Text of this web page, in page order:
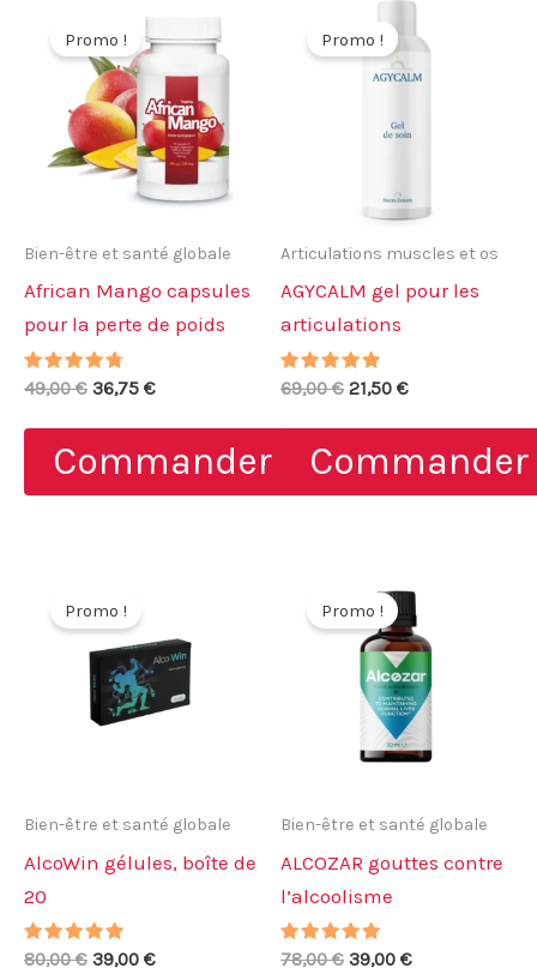
Promo !
Bien-être et santé globale
African Mango capsules
pour la perte de poids
Note
4.50
49,00€ Le
initial
était :
49,00 €.
36,75 €Le
actuel
est :
36,75 €.
Commander
Promo !
Articulations muscles et os
AGYCALM gel pour les
articulations
Note
4.67
69,00€ Le
initial
était :
69,00 €.
21,50 €Le
actuel
est :
21,50 €.
Commander
Promo !
Bien-être et santé globale
AlcoWin gélules, boîte de
20
Note
80,00€ Le
39,00 €Le
Promo !
Bien-être et santé globale
ALCOZAR gouttes contre
l’alcoolisme
Note
78,00€ Le
39,00 €Le